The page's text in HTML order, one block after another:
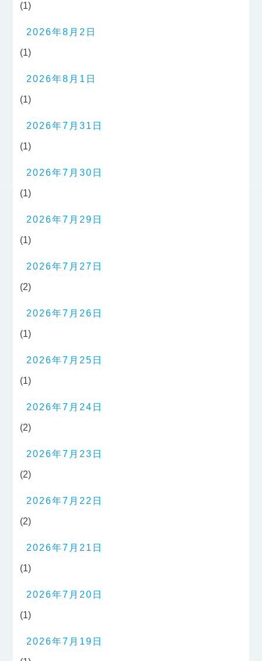
(1)
2026年8月2日
(1)
2026年8月1日
(1)
2026年7月31日
(1)
2026年7月30日
(1)
2026年7月29日
(1)
2026年7月27日
(2)
2026年7月26日
(1)
2026年7月25日
(1)
2026年7月24日
(2)
2026年7月23日
(2)
2026年7月22日
(2)
2026年7月21日
(1)
2026年7月20日
(1)
2026年7月19日